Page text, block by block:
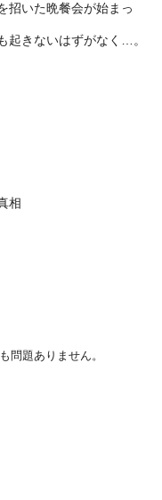
招いた晩餐会が始まっ
起きないはずがなく…。
相
問題ありません。